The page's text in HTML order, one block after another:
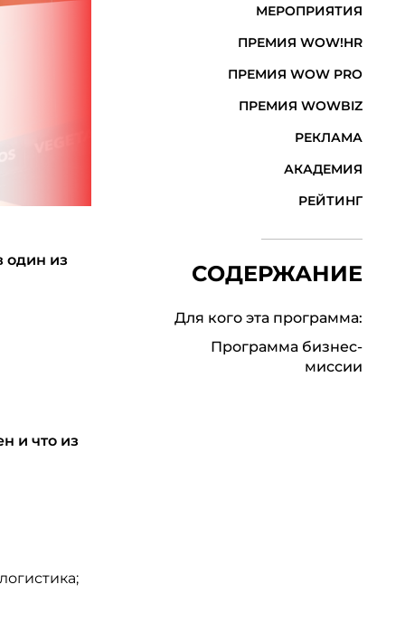
МЕРОПРИЯТИЯ
ПРЕМИЯ WOW!HR
ПРЕМИЯ WOW PRO
ПРЕМИЯ WOWBIZ
РЕКЛАМА
АКАДЕМИЯ
РЕЙТИНГ
СОДЕРЖАНИЕ
Для кого эта программа:
Программа бизнес-
миссии
один из
и что из